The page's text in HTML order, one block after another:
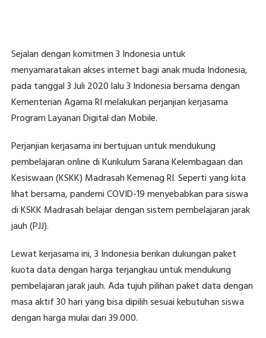
Sejalan dengan komitmen 3 Indonesia untuk
menyamaratakan akses internet bagi anak muda Indonesia,
pada tanggal 3 Juli 2020 lalu 3 Indonesia bersama dengan
Kementerian Agama RI melakukan perjanjian kerjasama
Program Layanan Digital dan Mobile.
Perjanjian kerjasama ini bertujuan untuk mendukung
pembelajaran online di Kurikulum Sarana Kelembagaan dan
Kesiswaan (KSKK) Madrasah Kemenag RI. Seperti yang kita
lihat bersama, pandemi COVID-19 menyebabkan para siswa
di KSKK Madrasah belajar dengan sistem pembelajaran jarak
jauh (PJJ).
Lewat kerjasama ini, 3 Indonesia berikan dukungan paket
kuota data dengan harga terjangkau untuk mendukung
pembelajaran jarak jauh. Ada tujuh pilihan paket data dengan
masa aktif 30 hari yang bisa dipilih sesuai kebutuhan siswa
dengan harga mulai dari 39.000.